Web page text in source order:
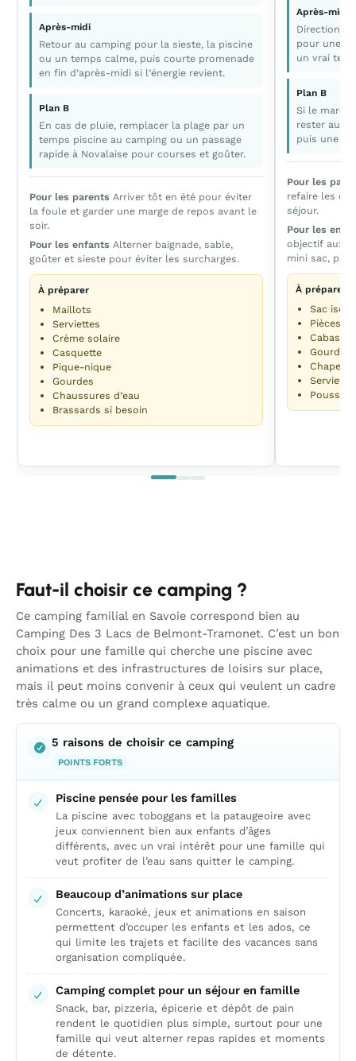
Après-midi
Retour au camping pour la sieste, la piscine
ou un temps calme, puis courte promenade
en fin d’après-midi si l’énergie revient.
Plan B
En cas de pluie, remplacer la plage par un
temps piscine au camping ou un passage
rapide à Novalaise pour courses et goûter.
Pour les parents Arriver tôt en été pour éviter
la foule et garder une marge de repos avant le
soir.
Pour les enfants Alterner baignade, sable,
goûter et sieste pour éviter les surcharges.
À préparer
Maillots
Serviettes
Crème solaire
Casquette
Pique-nique
Gourdes
Chaussures d’eau
Brassards si besoin
Après-midi
Direction
pour une
un vrai
Plan B
Si le
rester au
puis une
Pour les
refaire les
séjour.
Pour les
objectif aux
mini sac,
À préparer
Sac
Pièces
Cabas
Gourdes
Chapeau
Faut-il choisir ce camping ?
Ce camping familial en Savoie correspond bien au
Camping Des 3 Lacs de Belmont-Tramonet. C’est un bon
choix pour une famille qui cherche une piscine avec
animations et des infrastructures de loisirs sur place,
mais il peut moins convenir à ceux qui veulent un cadre
très calme ou un grand complexe aquatique.
5 raisons de choisir ce camping
POINTS FORTS
Piscine pensée pour les familles
La piscine avec toboggans et la pataugeoire avec
jeux conviennent bien aux enfants d’âges
différents, avec un vrai intérêt pour une famille qui
veut profiter de l’eau sans quitter le camping.
Beaucoup d’animations sur place
Concerts, karaoké, jeux et animations en saison
permettent d’occuper les enfants et les ados, ce
qui limite les trajets et facilite des vacances sans
organisation compliquée.
Camping complet pour un séjour en famille
Snack, bar, pizzeria, épicerie et dépôt de pain
rendent le quotidien plus simple, surtout pour une
famille qui veut alterner repas rapides et moments
de détente.